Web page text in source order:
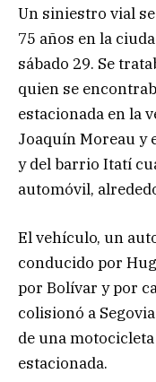
Un siniestro vial
75 años en la
sábado 29. Se
quien se
estacionada en la
Joaquín Moreau y
y del barrio Itatí
automóvil,
El vehículo, un
conducido por
por Bolívar y por
colisionó a
de una
estacionada.